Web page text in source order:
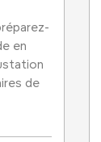
en
de